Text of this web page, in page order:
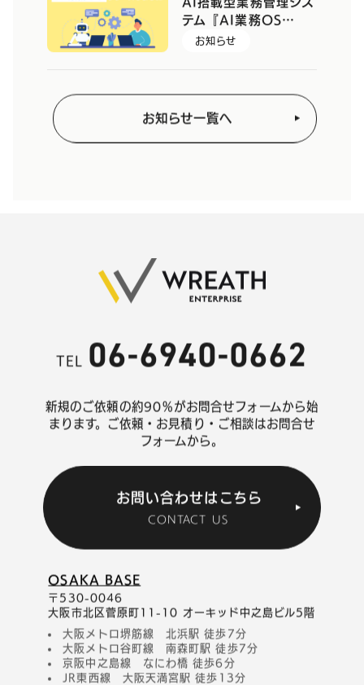
AI搭載型業務管理シス
テム『AI業務OS…
お知らせ
お知らせ一覧へ
TEL 06-6940-0662
新規のご依頼の約90％がお問合せフォームから始
まります。
ご依頼・お見積り・ご相談はお問合せ
フォームから。
お問い合わせはこちら
CONTACT US
OSAKA BASE
〒530-0046
大阪市北区菅原町11-10 オーキッド中之島ビル5階
大阪メトロ堺筋線 北浜駅 徒歩7分
大阪メトロ谷町線 南森町駅 徒歩7分
京阪中之島線 なにわ橋 徒歩6分
JR東西線 大阪天満宮駅 徒歩13分